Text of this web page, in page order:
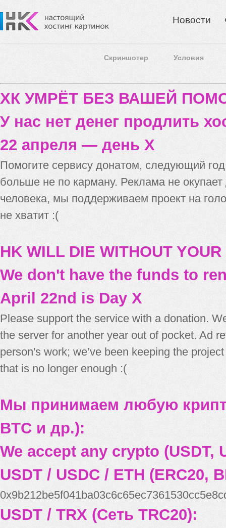
Новости
Скриншотер Условия
ХК УМРЁТ БЕЗ ВАШЕЙ
У нас нет денег продлить
22 апреля — день X
Помогите сервису донатом, следующий
больше не по карману. Реклама не
человека, мы поддерживаем проект на
не хватит :(
HK WILL DIE WITHOUT
We don't have the funds to
April 22nd is Day X
Please support the service with a donation.
the server for another year out of pocket. Ad
person's work; we’ve been keeping the
that is no longer enough :(
Мы принимаем любую
BTC и др.):
We accept any crypto (USDT,
USDT / USDC / ETH (ERC20,
USDT / TRX (Сеть TRC20):